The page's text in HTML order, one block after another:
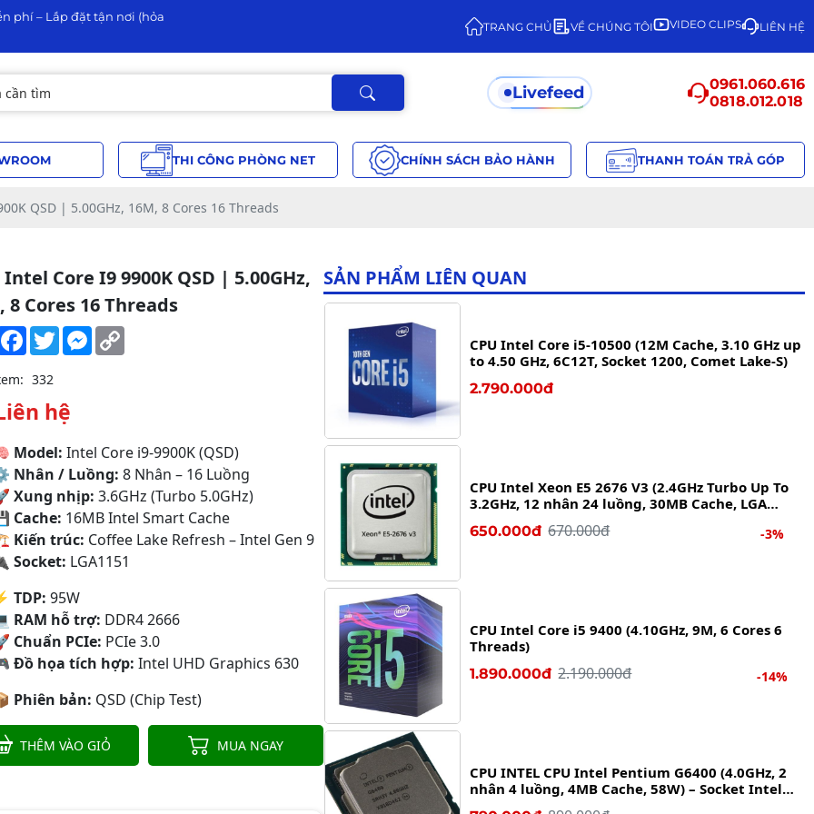
phí – Lắp đặt tận nơi (hỏa
TRANG CHỦ VỀ CHÚNG TÔI VIDEO CLIPS LIÊN HỆ
Livefeed
0961.060.616
0818.012.018
THI CÔNG PHÒNG NET CHÍNH SÁCH BẢO HÀNH THANH TOÁN TRẢ GÓP
QSD | 5.00GHz, 16M, 8 Cores 16 Threads
Intel Core I9 9900K QSD | 5.00GHz,
8 Cores 16 Threads
Facebook
TwitterMessenger
332
hệ
Model: Intel Core i9-9900K (QSD)
Nhân / Luồng: 8 Nhân – 16 Luồng
Xung nhịp: 3.6GHz (Turbo 5.0GHz)
Cache: 16MB Intel Smart Cache
Kiến trúc: Coffee Lake Refresh – Intel Gen 9
Socket: LGA1151
TDP: 95W
RAM hỗ trợ: DDR4 2666
Chuẩn PCIe: PCIe 3.0
Đồ họa tích hợp: Intel UHD Graphics 630
Phiên bản: QSD (Chip Test)
THÊM VÀO GIỎ MUA NGAY
SẢN PHẨM LIÊN QUAN
CPU Intel Core i5-10500 (12M Cache, 3.10 GHz up
to 4.50 GHz, 6C12T, Socket 1200, Comet Lake-S)
2.790.000đ
CPU Intel Xeon E5 2676 V3 (2.4GHz Turbo Up To
3.2GHz, 12 nhân 24 luồng, 30MB Cache, LGA
650.000đ 670.000đ -3%
CPU Intel Core i5 9400 (4.10GHz, 9M, 6 Cores 6
Threads)
1.890.000đ 2.190.000đ -14%
CPU INTEL CPU Intel Pentium G6400 (4.0GHz, 2
nhân 4 luồng, 4MB Cache, 58W) – Socket Intel